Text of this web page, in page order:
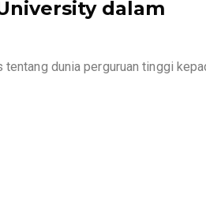
dalam
dunia perguruan tinggi